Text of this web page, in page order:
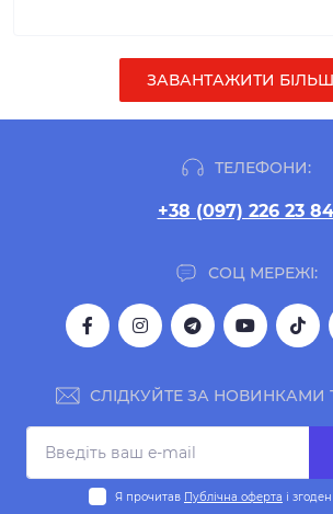
ЗАВАНТАЖИТИ
ТЕЛЕФОНИ:
+38 (097) 226 23 84
СОЦ МЕРЕЖІ:
СЛІДКУЙТЕ ЗА НОВИНКАМИ
Я прочитав Публічна оферта і